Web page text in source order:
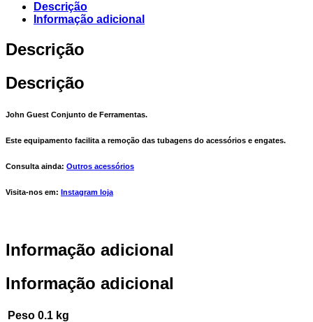
Descrição
Informação adicional
Descrição
Descrição
John Guest Conjunto de Ferramentas.
Este equipamento facilita a remoção das tubagens do acessórios e engates.
Consulta ainda: Outros acessórios
Visita-nos em: Instagram loja
Informação adicional
Informação adicional
Peso 0.1 kg